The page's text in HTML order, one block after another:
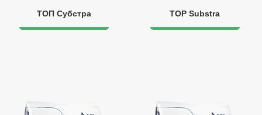
ТОП Субстра TOP Substra